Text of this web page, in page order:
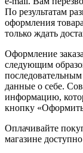
По результатам
оформления
только ждать
Оформление
следующим
данные о себе.
информацию,
кнопку «Оформить
Оплачивайте
магазине